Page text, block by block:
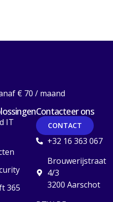
€ 70 / maand
IT
365
Contacteer ons
CONTACT
+32 16 363 067
Brouwerijstraat
4/3
3200 Aarschot